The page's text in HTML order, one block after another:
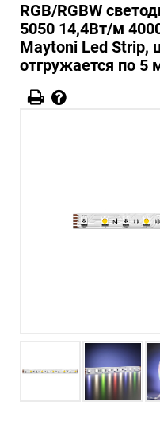
RGB/RGBW
5050 14,4Вт/м
Maytoni Led Strip,
отгружается по 5